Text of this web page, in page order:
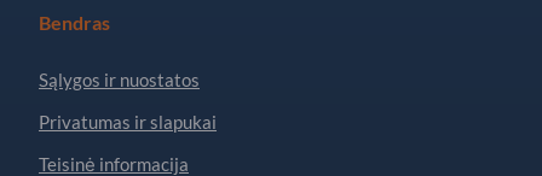
Bendras
Sąlygos ir nuostatos
Privatumas ir slapukai
Teisinė informacija